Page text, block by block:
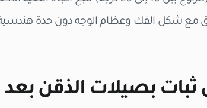
مع شكل الفك وعظام الوجه دون حدة
ثبات بصيلات الذقن بعد